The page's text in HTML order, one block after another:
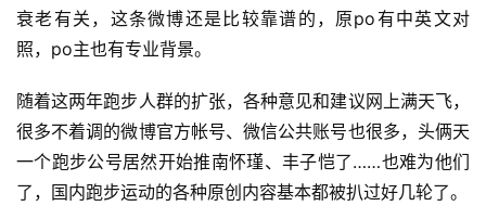
衰老有关，这条微博还是比较靠谱的，原po有中英文对
照，po主也有专业背景。
随着这两年跑步人群的扩张，各种意见和建议网上满天飞，
很多不着调的微博官方帐号、微信公共账号也很多，头俩天
一个跑步公号居然开始推南怀瑾、丰子恺了……也难为他们
了，国内跑步运动的各种原创内容基本都被扒过好几轮了。